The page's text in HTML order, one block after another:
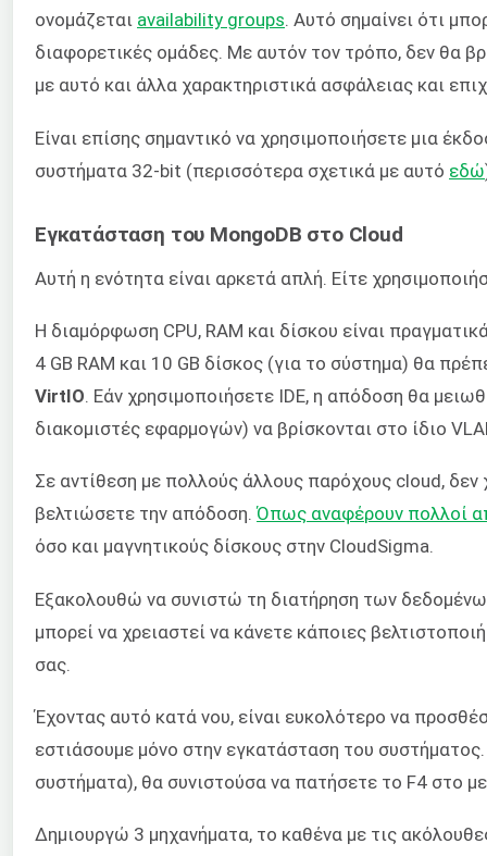
ονομάζεται availability groups. Αυτό σημαίνει ότι
διαφορετικές ομάδες. Με αυτόν τον τρόπο, δεν θα
με αυτό και άλλα χαρακτηριστικά ασφάλειας και
Είναι επίσης σημαντικό να χρησιμοποιήσετε μια
συστήματα 32-bit (περισσότερα σχετικά με αυτό εδώ
Εγκατάσταση του MongoDB στο Cloud
Αυτή η ενότητα είναι αρκετά απλή. Είτε
Η διαμόρφωση CPU, RAM και δίσκου είναι
4 GB RAM και 10 GB δίσκος (για το σύστημα) θα
VirtIO . Εάν χρησιμοποιήσετε IDE, η απόδοση θα
διακομιστές εφαρμογών) να βρίσκονται στο ίδιο
Σε αντίθεση με πολλούς άλλους παρόχους cloud,
βελτιώσετε την απόδοση.Όπως αναφέρουν πολλοί
όσο και μαγνητικούς δίσκους στην CloudSigma.
Εξακολουθώ να συνιστώ τη διατήρηση των
μπορεί να χρειαστεί να κάνετε κάποιες
σας.
Έχοντας αυτό κατά νου, είναι ευκολότερο να
εστιάσουμε μόνο στην εγκατάσταση του
συστήματα), θα συνιστούσα να πατήσετε το F4 στο
Δημιουργώ 3 μηχανήματα, το καθένα με τις